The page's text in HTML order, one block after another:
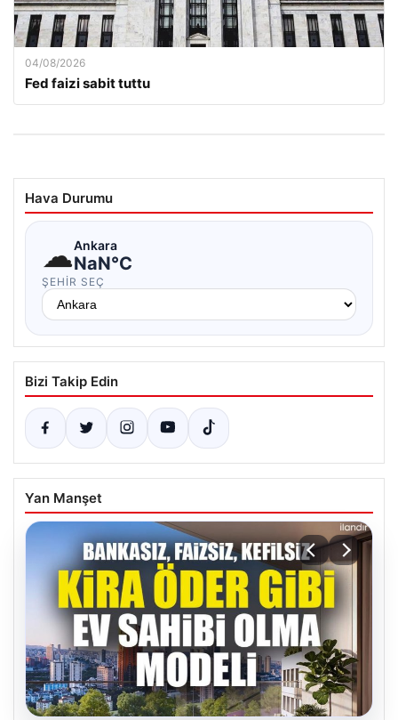
04/08/2026
Fed faizi sabit tuttu
Hava Durumu
☁Ankara
NaN°C
ŞEHIR SEÇ
Bizi Takip Edin
Yan Manşet